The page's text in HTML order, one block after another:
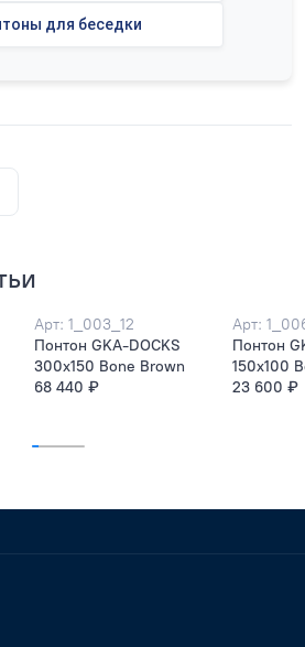
для беседки
Арт: 1_003_12
Понтон GKA-DOCKS
300x150 Bone Brown
68 440 ₽
Арт:
Понтон
150x100
23 600 ₽